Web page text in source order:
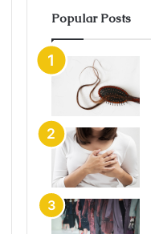
Popular Posts